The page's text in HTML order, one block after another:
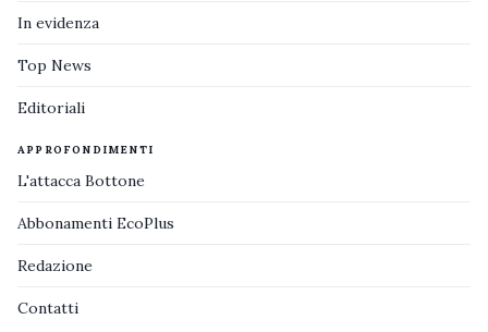
In evidenza
Top News
Editoriali
APPROFONDIMENTI
L'attacca Bottone
Abbonamenti EcoPlus
Redazione
Contatti